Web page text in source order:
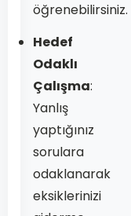
öğrenebilirsiniz.
Hedef
Odaklı
Çalışma:
Yanlış
yaptığınız
sorulara
odaklanarak
eksiklerinizi